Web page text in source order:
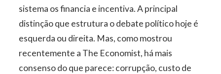
sistema os financia e incentiva. A principal
distinção que estrutura o debate político hoje é
esquerda ou direita. Mas, como mostrou
recentemente a The Economist, há mais
consenso do que parece: corrupção, custo de